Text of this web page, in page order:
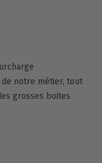
notre métier, tout
grosses boites